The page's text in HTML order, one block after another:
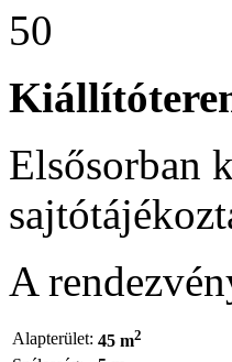
50
Elsősorban
A
Alapterület: 45 m2